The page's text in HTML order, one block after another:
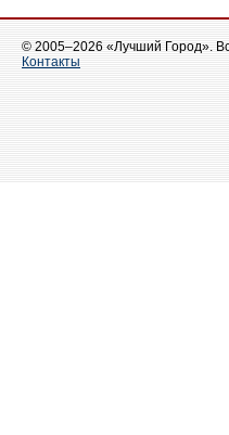
© 2005–2026 «Лучший Город».
Контакты